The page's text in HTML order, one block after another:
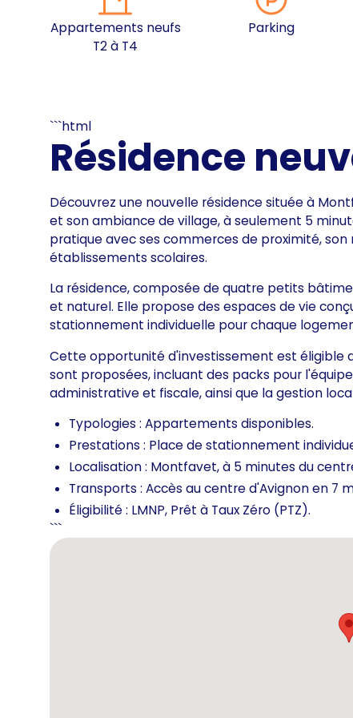
Appartements neufs
T2 à T4
Parking
```html
Résidence
Découvrez une nouvelle résidence située à
et son ambiance de village, à seulement 5
pratique avec ses commerces de proximité,
établissements scolaires.
La résidence, composée de quatre petits
et naturel. Elle propose des espaces de vie
stationnement individuelle pour chaque
Cette opportunité d'investissement est éligible
sont proposées, incluant des packs pour
administrative et fiscale, ainsi que la gestion
Typologies : Appartements disponibles.
Prestations : Place de stationnement
Localisation : Montfavet, à 5 minutes du
Transports : Accès au centre d'Avignon en 7
Éligibilité : LMNP, Prêt à Taux Zéro (PTZ).
```